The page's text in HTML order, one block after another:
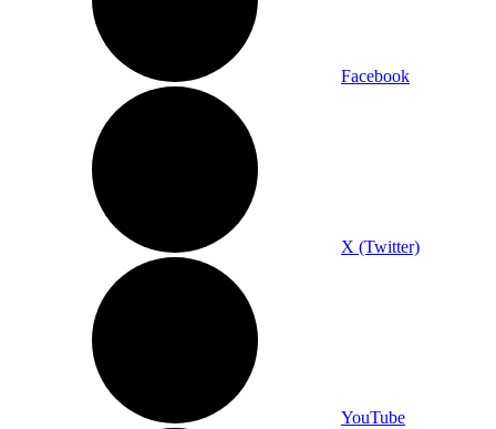
Facebook
X (Twitter)
YouTube